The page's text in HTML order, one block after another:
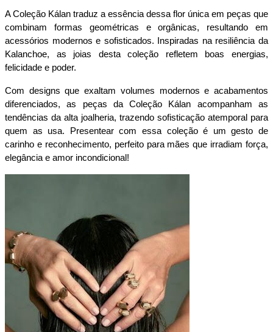
A Coleção Kálan traduz a essência dessa flor única em peças que
combinam formas geométricas e orgânicas, resultando em
acessórios modernos e sofisticados. Inspiradas na resiliência da
Kalanchoe, as joias desta coleção refletem boas energias,
felicidade e poder.
Com designs que exaltam volumes modernos e acabamentos
diferenciados, as peças da Coleção Kálan acompanham as
tendências da alta joalheria, trazendo sofisticação atemporal para
quem as usa. Presentear com essa coleção é um gesto de
carinho e reconhecimento, perfeito para mães que irradiam força,
elegância e amor incondicional!